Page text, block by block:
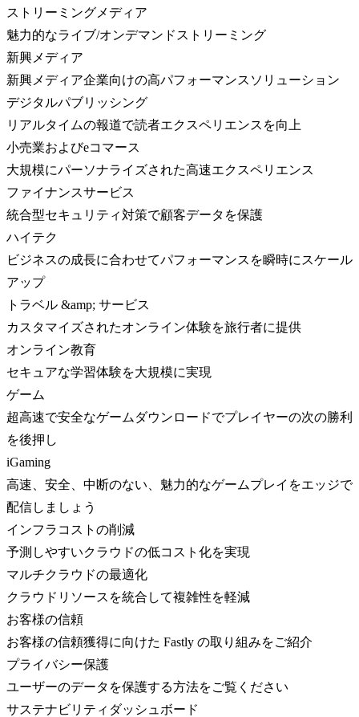
ストリーミングメディア
魅力的なライブ/オンデマンドストリーミング
新興メディア
新興メディア企業向けの高パフォーマンスソリューション
デジタルパブリッシング
リアルタイムの報道で読者エクスペリエンスを向上
小売業およびeコマース
大規模にパーソナライズされた高速エクスペリエンス
ファイナンスサービス
統合型セキュリティ対策で顧客データを保護
ハイテク
ビジネスの成長に合わせてパフォーマンスを瞬時にスケール
アップ
トラベル &amp; サービス
カスタマイズされたオンライン体験を旅行者に提供
オンライン教育
セキュアな学習体験を大規模に実現
ゲーム
超高速で安全なゲームダウンロードでプレイヤーの次の勝利
を後押し
iGaming
高速、安全、中断のない、魅力的なゲームプレイをエッジで
配信しましょう
インフラコストの削減
予測しやすいクラウドの低コスト化を実現
マルチクラウドの最適化
クラウドリソースを統合して複雑性を軽減
お客様の信頼
お客様の信頼獲得に向けた Fastly の取り組みをご紹介
プライバシー保護
ユーザーのデータを保護する方法をご覧ください
サステナビリティダッシュボード